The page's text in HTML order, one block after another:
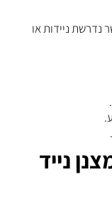
נדרשת ניידות או
נייד